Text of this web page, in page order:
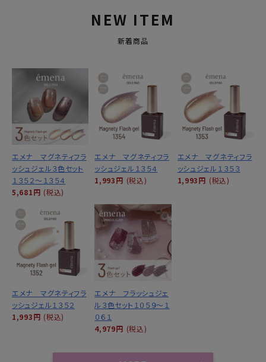
NEW ITEM
新着商品
エメナ マグネティフラ
ッシュジェル３色セット
１３５２～１３５４
5,681円 (税込)
エメナ マグネティフラ
ッシュジェル１３５４
1,993円 (税込)
エメナ マグネティフラ
ッシュジェル１３５３
1,993円 (税込)
エメナ マグネティフラ
ッシュジェル１３５２
1,993円 (税込)
エメナ フラッシュジェ
ル３色セット１０５９～１
０６１
4,979円 (税込)